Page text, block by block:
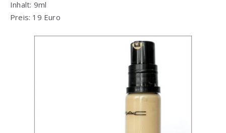
Inhalt: 9ml
Preis: 19 Euro